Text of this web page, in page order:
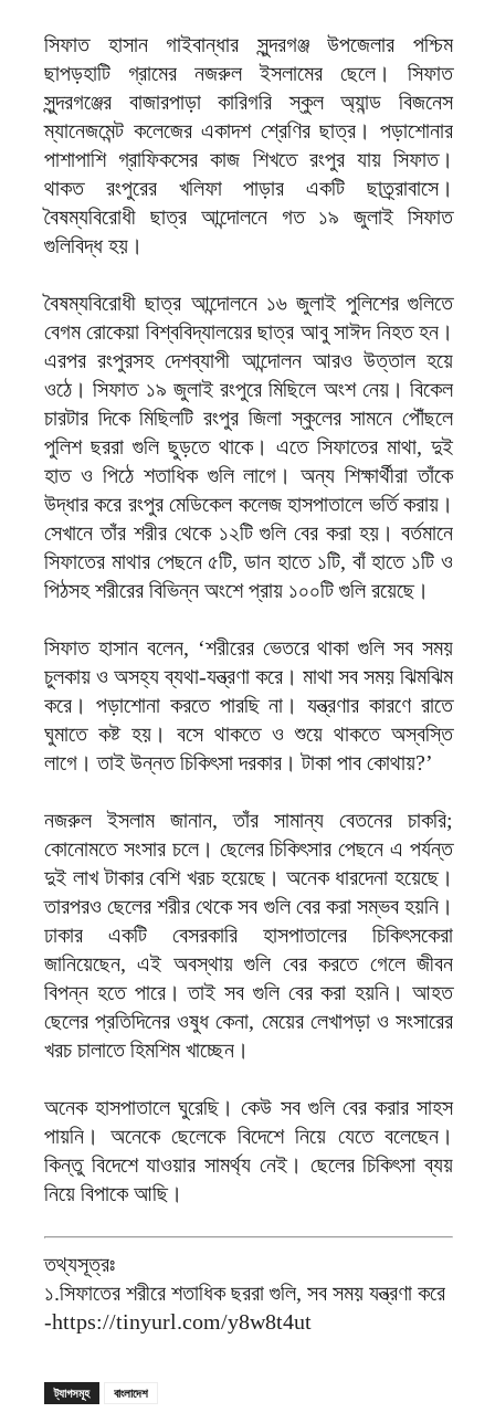
সিফাত হাসান গাইবান্ধার সুন্দরগঞ্জ উপজেলার পশ্চিম
ছাপড়হাটি গ্রামের নজরুল ইসলামের ছেলে। সিফাত
সুন্দরগঞ্জের বাজারপাড়া কারিগরি স্কুল অ্যান্ড বিজনেস
ম্যানেজমেন্ট কলেজের একাদশ শ্রেণির ছাত্র। পড়াশোনার
পাশাপাশি গ্রাফিকসের কাজ শিখতে রংপুর যায় সিফাত।
থাকত রংপুরের খলিফা পাড়ার একটি ছাত্র্রাবাসে।
বৈষম্যবিরোধী ছাত্র আন্দোলনে গত ১৯ জুলাই সিফাত
গুলিবিদ্ধ হয়।
বৈষম্যবিরোধী ছাত্র আন্দোলনে ১৬ জুলাই পুলিশের গুলিতে
বেগম রোকেয়া বিশ্ববিদ্যালয়ের ছাত্র আবু সাঈদ নিহত হন।
এরপর রংপুরসহ দেশব্যাপী আন্দোলন আরও উত্তাল হয়ে
ওঠে। সিফাত ১৯ জুলাই রংপুরে মিছিলে অংশ নেয়। বিকেল
চারটার দিকে মিছিলটি রংপুর জিলা স্কুলের সামনে পৌঁছলে
পুলিশ ছররা গুলি ছুড়তে থাকে। এতে সিফাতের মাথা, দুই
হাত ও পিঠে শতাধিক গুলি লাগে। অন্য শিক্ষার্থীরা তাঁকে
উদ্ধার করে রংপুর মেডিকেল কলেজ হাসপাতালে ভর্তি করায়।
সেখানে তাঁর শরীর থেকে ১২টি গুলি বের করা হয়। বর্তমানে
সিফাতের মাথার পেছনে ৫টি, ডান হাতে ১টি, বাঁ হাতে ১টি ও
পিঠসহ শরীরের বিভিন্ন অংশে প্রায় ১০০টি গুলি রয়েছে।
সিফাত হাসান বলেন, ‘শরীরের ভেতরে থাকা গুলি সব সময়
চুলকায় ও অসহ্য ব্যথা-যন্ত্রণা করে। মাথা সব সময় ঝিমঝিম
করে। পড়াশোনা করতে পারছি না। যন্ত্রণার কারণে রাতে
ঘুমাতে কষ্ট হয়। বসে থাকতে ও শুয়ে থাকতে অস্বস্তি
লাগে। তাই উন্নত চিকিৎসা দরকার। টাকা পাব কোথায়?’
নজরুল ইসলাম জানান, তাঁর সামান্য বেতনের চাকরি;
কোনোমতে সংসার চলে। ছেলের চিকিৎসার পেছনে এ পর্যন্ত
দুই লাখ টাকার বেশি খরচ হয়েছে। অনেক ধারদেনা হয়েছে।
তারপরও ছেলের শরীর থেকে সব গুলি বের করা সম্ভব হয়নি।
ঢাকার একটি বেসরকারি হাসপাতালের চিকিৎসকেরা
জানিয়েছেন, এই অবস্থায় গুলি বের করতে গেলে জীবন
বিপন্ন হতে পারে। তাই সব গুলি বের করা হয়নি। আহত
ছেলের প্রতিদিনের ওষুধ কেনা, মেয়ের লেখাপড়া ও সংসারের
খরচ চালাতে হিমশিম খাচ্ছেন।
অনেক হাসপাতালে ঘুরেছি। কেউ সব গুলি বের করার সাহস
পায়নি। অনেকে ছেলেকে বিদেশে নিয়ে যেতে বলেছেন।
কিন্তু বিদেশে যাওয়ার সামর্থ্য নেই। ছেলের চিকিৎসা ব্যয়
নিয়ে বিপাকে আছি।
তথ্যসূত্রঃ
১.সিফাতের শরীরে শতাধিক ছররা গুলি, সব সময় যন্ত্রণা করে
-https://tinyurl.com/y8w8t4ut
ট্যাগসমূহ বাংলাদেশ